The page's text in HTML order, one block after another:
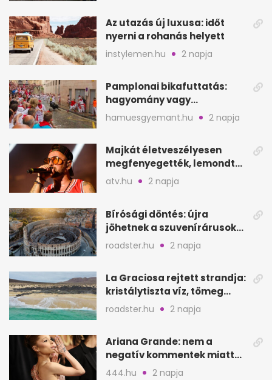
Az utazás új luxusa: időt
nyerni a rohanás helyett
instylemen.hu 2 napja
Pamplonai bikafuttatás:
hagyomány vagy
értelmetlen vérontás?
hamuesgyemant.hu 2 napja
Majkát életveszélyesen
megfenyegették, lemondta
a sepsiszentgyörgyi
atv.hu 2 napja
Bírósági döntés: újra
jöhetnek a szuvenírárusok
Európa ikonikus helyére
roadster.hu 2 napja
La Graciosa rejtett strandja:
kristálytiszta víz, tömeg
nélkül
roadster.hu 2 napja
Ariana Grande: nem a
negatív kommentek miatt
vonul vissza
444.hu 2 napja